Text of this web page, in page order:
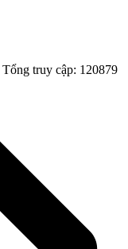
Tổng truy cập: 120879